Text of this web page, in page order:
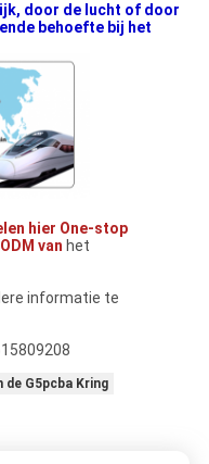
door de lucht of door
behoefte bij het
hier One-stop
van het
informatie te
de G5pcba Kring